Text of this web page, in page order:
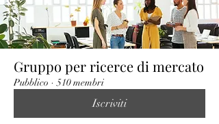
Gruppo per ricerce di mercato
Pubblico · 510 membri
Iscriviti